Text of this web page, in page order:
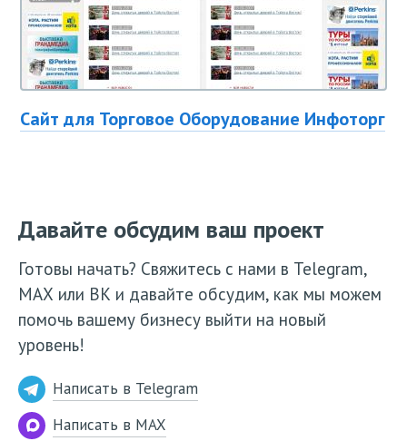
Сайт для Торговое Оборудование Инфоторг
Давайте обсудим ваш проект
Готовы начать? Свяжитесь с нами в Telegram,
МАХ или ВК и давайте обсудим, как мы можем
помочь вашему бизнесу выйти на новый
уровень!
Написать в Telegram
Написать в MAX